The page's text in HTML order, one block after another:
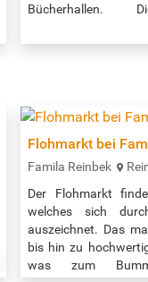
Bücherhallen.
bieten viele
in-deutsch.html Alle
Datum /…
Flohmarkt bei
Famila Reinbek
Der Flohmarkt
welches sich
auszeichnet. Das
bis hin zu
was zum